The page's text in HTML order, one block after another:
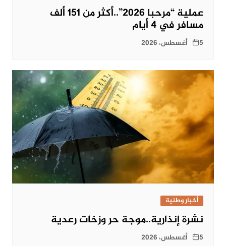
عملية “مرحبا 2026”..أكثر من 151 ألف
مسافر في 4 أيام
5 أغسطس، 2026
أخبار وطنية
نشرة إنذارية..موجة حر وزخات رعدية
5 أغسطس، 2026